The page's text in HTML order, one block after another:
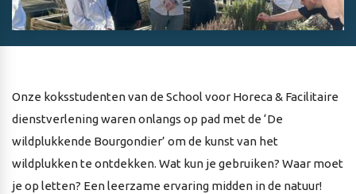
Onze koksstudenten van de School voor Horeca & Facilitaire
dienstverlening waren onlangs op pad met de ‘De
wildplukkende Bourgondier’ om de kunst van het
wildplukken te ontdekken. Wat kun je gebruiken? Waar moet
je op letten? Een leerzame ervaring midden in de natuur!